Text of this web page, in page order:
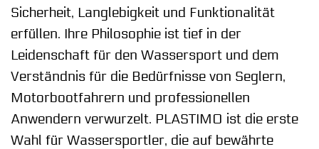
Sicherheit, Langlebigkeit und Funktionalität
erfüllen. Ihre Philosophie ist tief in der
Leidenschaft für den Wassersport und dem
Verständnis für die Bedürfnisse von Seglern,
Motorbootfahrern und professionellen
Anwendern verwurzelt. PLASTIMO ist die erste
Wahl für Wassersportler, die auf bewährte